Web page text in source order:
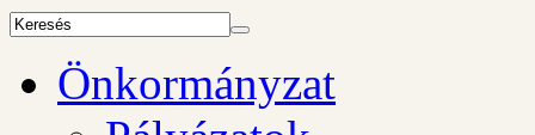
Önkormányzat